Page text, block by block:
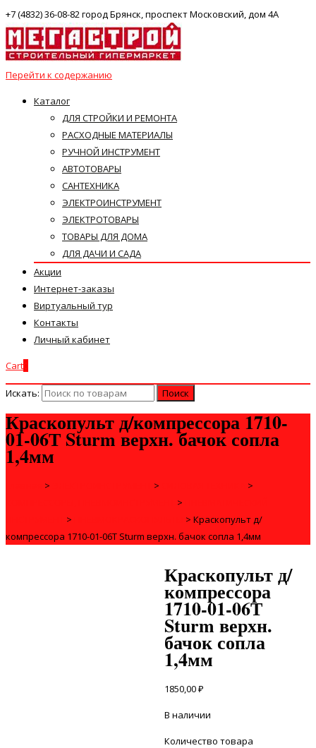
+7 (4832) 36-08-82 город Брянск, проспект Московский, дом 4А
Перейти к содержанию
Каталог
ДЛЯ СТРОЙКИ И РЕМОНТА
РАСХОДНЫЕ МАТЕРИАЛЫ
РУЧНОЙ ИНСТРУМЕНТ
АВТОТОВАРЫ
САНТЕХНИКА
ЭЛЕКТРОИНСТРУМЕНТ
ЭЛЕКТРОТОВАРЫ
ТОВАРЫ ДЛЯ ДОМА
ДЛЯ ДАЧИ И САДА
Акции
Интернет-заказы
Виртуальный тур
Контакты
Личный кабинет
Cart
Искать:
Краскопульт д/компрессора 1710-
01-06Т Sturm верхн. бачок сопла
1,4мм
> >
>
>
> > Краскопульт д/
компрессора 1710-01-06Т Sturm верхн. бачок сопла 1,4мм
Краскопульт д/
компрессора
1710-01-06Т
Sturm верхн.
бачок сопла
1,4мм
1850,00₽
В наличии
Количество товара